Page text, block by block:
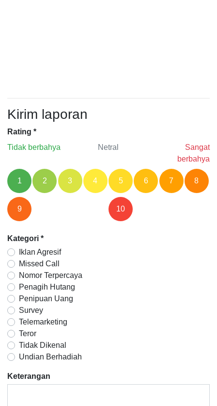
Kirim laporan
Rating *
Tidak berbahya
Netral
Sangat
berbahya
1 2 3 4 5 6 7 8
9 10
Kategori *
Iklan Agresif
Missed Call
Nomor Terpercaya
Penagih Hutang
Penipuan Uang
Survey
Telemarketing
Teror
Tidak Dikenal
Undian Berhadiah
Keterangan